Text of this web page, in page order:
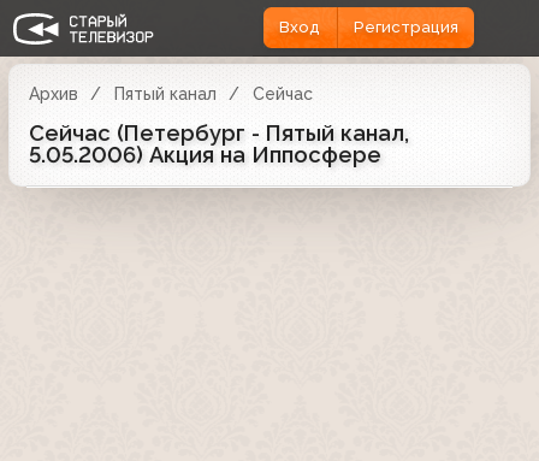
Вход Регистрация
Архив Пятый канал Сейчас
Сейчас (Петербург - Пятый канал,
5.05.2006) Акция на Иппосфере